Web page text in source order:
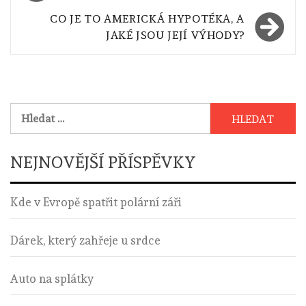
příspěvek
CO JE TO AMERICKÁ HYPOTÉKA, A
JAKÉ JSOU JEJÍ VÝHODY?
Vyhledávání
NEJNOVĚJŠÍ PŘÍSPĚVKY
Kde v Evropě spatřit polární záři
Dárek, který zahřeje u srdce
Auto na splátky